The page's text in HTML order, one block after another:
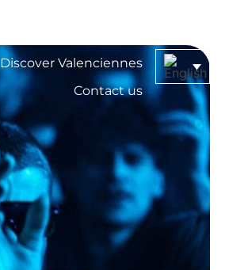
Discover Valenciennes
Contact us